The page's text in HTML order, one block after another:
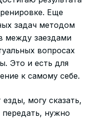
Еще
задач методом
между заездами
вопросах
Это и есть для
к самому себе.
могу сказать,
нужно